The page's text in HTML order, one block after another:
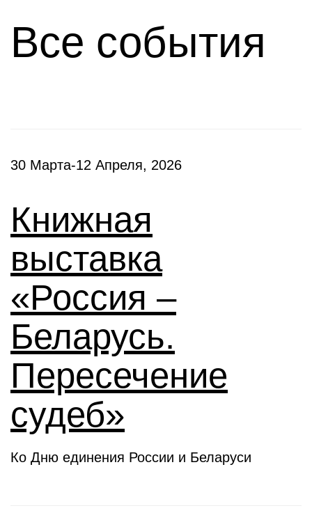
Все события
30 Марта-12 Апреля, 2026
Книжная
выставка
«Россия –
Беларусь.
Пересечение
судеб»
Ко Дню единения России и Беларуси